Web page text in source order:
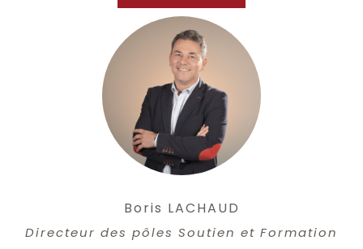
Boris LACHAUD
Directeur des pôles Soutien et Formation